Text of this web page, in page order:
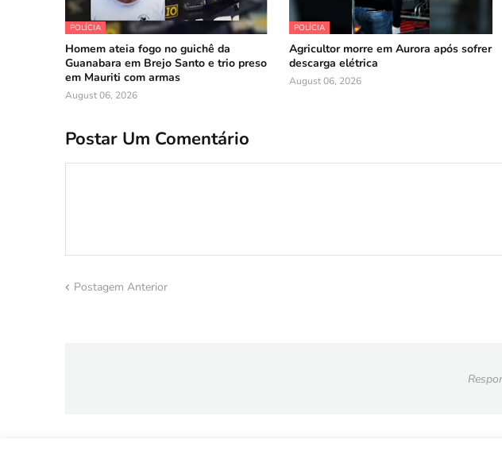
POLÍCIA
Homem ateia fogo no guichê da
Guanabara em Brejo Santo e trio preso
em Mauriti com armas
August 06, 2026
POLÍCIA
Agricultor morre em Aurora após sofrer
descarga elétrica
August 06, 2026
Postar Um Comentário
Postagem Anterior